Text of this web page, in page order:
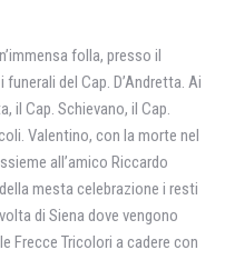
folla, presso il
del Cap. D’Andretta. Ai
il Cap. Schievano, il Cap.
Valentino, con la morte nel
all’amico Riccardo
mesta celebrazione i resti
di Siena dove vengono
Frecce Tricolori a cadere con